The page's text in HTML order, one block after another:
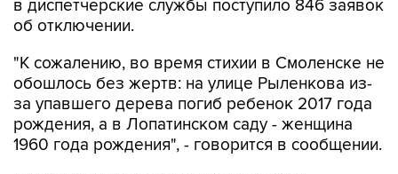
"К сожалению, во время стихии в Смоленске не
за упавшего дерева погиб ребенок 2017 года
рождения, а в Лопатинском саду - женщина
1960 года рождения", - говорится в сообщении.
К ликвидации последствий непогоды